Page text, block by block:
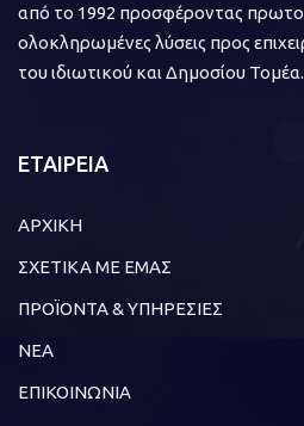
από το 1992 προσφέροντας
ολοκληρωμένες λύσεις προς
του ιδιωτικού και Δημοσίου Τομέα.
ΕΤΑΙΡΕΙΑ
ΑΡΧΙΚΗ
ΣΧΕΤΙΚΑ ΜΕ ΕΜΑΣ
ΠΡΟΪΟΝΤΑ & ΥΠΗΡΕΣΙΕΣ
ΝΕΑ
ΕΠΙΚΟΙΝΩΝΙΑ